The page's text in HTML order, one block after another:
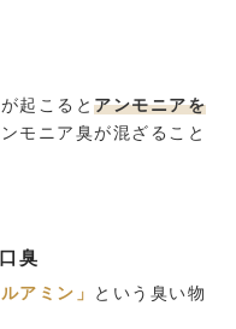
が起こると アンモニアを
モニア臭が混ざること
臭
アミン」
という臭い物